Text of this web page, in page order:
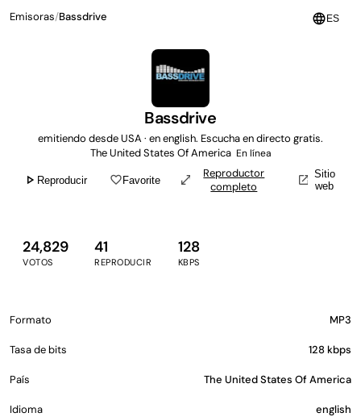
language ES
Emisoras/Bassdrive
Bassdrive
emitiendo desde USA · en english. Escucha en directo gratis.
The United States Of America En línea
play_arrow Reproducir favorite_borderFavorite open_in_full
Reproductor
completo
open_in_new Sitio
web
24,829
VOTOS
41
REPRODUCIR
128
KBPS
Formato MP3
Tasa de bits 128 kbps
País The United States Of America
Idioma english